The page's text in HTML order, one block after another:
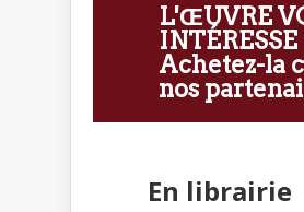
L'ŒUVRE
INTÉRESSE
Achetez-la
nos
En librairie